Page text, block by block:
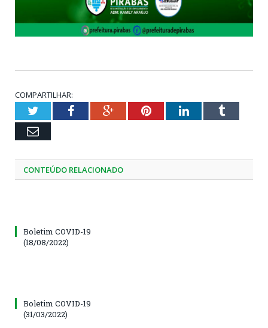
COMPARTILHAR:
TwitterFacebookGoogle+PinterestLinkedInTumblr
Email
CONTEÚDO RELACIONADO
Boletim COVID-19
(18/08/2022)
Boletim COVID-19
(31/03/2022)